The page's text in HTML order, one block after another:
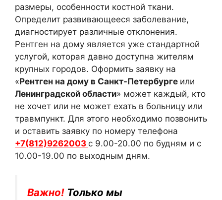
размеры, особенности костной ткани.
Определит развивающееся заболевание,
диагностирует различные отклонения.
Рентген на дому является уже стандартной
услугой, которая давно доступна жителям
крупных городов. Оформить заявку на
«Рентген на дому в Санкт-Петербурге или
Ленинградской области» может каждый, кто
не хочет или не может ехать в больницу или
травмпункт. Для этого необходимо позвонить
и оставить заявку по номеру телефона
+7(812)9262003 с 9.00-20.00 по будням и с
10.00-19.00 по выходным дням.
Важно! Только мы